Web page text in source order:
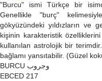
"Burcu" ismi Türkçe bir
Genellikle "burç"
gökyüzündeki yıldızların ve
kişinin karakteristik
kullanılan astrolojik bir
bağlamı yansıtabilir. (Güzel
BURCU وجروب
EBCED 217